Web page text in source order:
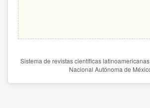
Sistema de revistas científicas
Nacional Autónoma de